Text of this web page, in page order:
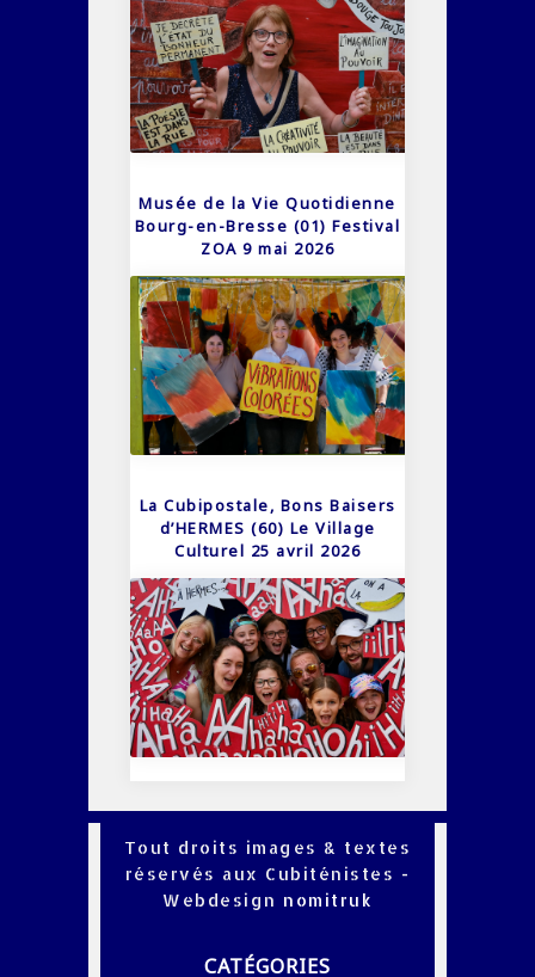
Musée de la Vie Quotidienne
Bourg-en-Bresse (01) Festival
ZOA 9 mai 2026
La Cubipostale, Bons Baisers
d’HERMES (60) Le Village
Culturel 25 avril 2026
Tout droits images & textes
réservés aux Cubiténistes -
Webdesign nomitruk
CATÉGORIES